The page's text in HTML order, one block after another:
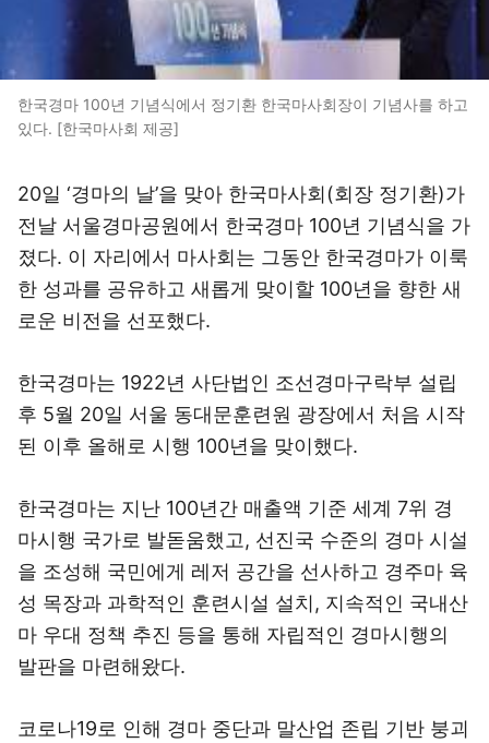
한국경마 100년 기념식에서 정기환 한국마사회장이 기념사를 하고
있다. [한국마사회 제공]
20일 ‘경마의 날’을 맞아 한국마사회(회장 정기환)가
전날 서울경마공원에서 한국경마 100년 기념식을 가
졌다. 이 자리에서 마사회는 그동안 한국경마가 이룩
한 성과를 공유하고 새롭게 맞이할 100년을 향한 새
로운 비전을 선포했다.
한국경마는 1922년 사단법인 조선경마구락부 설립
후 5월 20일 서울 동대문훈련원 광장에서 처음 시작
된 이후 올해로 시행 100년을 맞이했다.
한국경마는 지난 100년간 매출액 기준 세계 7위 경
마시행 국가로 발돋움했고, 선진국 수준의 경마 시설
을 조성해 국민에게 레저 공간을 선사하고 경주마 육
성 목장과 과학적인 훈련시설 설치, 지속적인 국내산
마 우대 정책 추진 등을 통해 자립적인 경마시행의
발판을 마련해왔다.
코로나19로 인해 경마 중단과 말산업 존립 기반 붕괴